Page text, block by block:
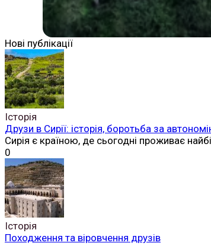
Нові публікації
Історія
Друзи в Сирії: історія, боротьба за
Сирія є країною, де сьогодні проживає
0
Історія
Походження та віровчення друзів